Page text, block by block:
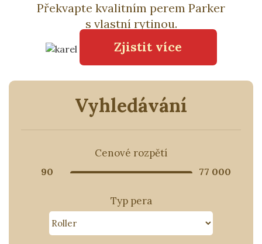
Překvapte kvalitním perem Parker
s vlastní rytinou.
Zjistit více
Vyhledávání
Cenové rozpětí
90 77 000
Typ pera